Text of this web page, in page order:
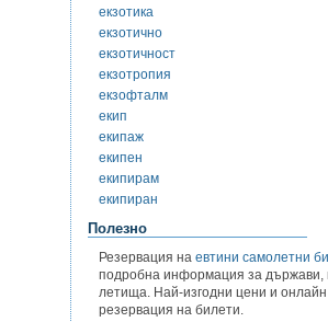
екзотика
екзотично
екзотичност
екзотропия
екзофталм
екип
екипаж
екипен
екипирам
екипиран
Полезно
Резервация на евтини самолетни
подробна информация за държави,
летища. Най-изгодни цени и онлайн
резервация на билети.